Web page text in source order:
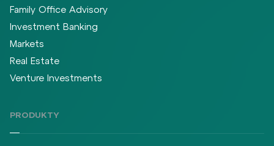
Family Office Advisory
Investment Banking
Markets
Real Estate
Venture Investments
PRODUKTY